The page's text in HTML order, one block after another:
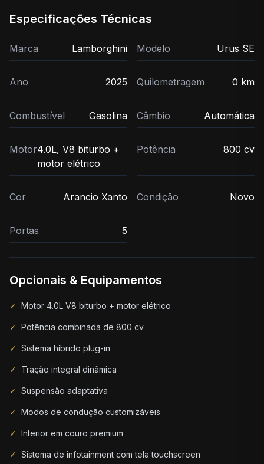
Especificações Técnicas
Marca Lamborghini Modelo Urus SE
Ano 2025 Quilometragem 0 km
Combustível Gasolina Câmbio Automática
Motor4.0L, V8 biturbo +
motor elétrico
Potência 800 cv
Cor Arancio Xanto Condição Novo
Portas 5
Opcionais & Equipamentos
✓ Motor 4.0L V8 biturbo + motor elétrico
✓ Potência combinada de 800 cv
✓ Sistema híbrido plug-in
✓ Tração integral dinâmica
✓ Suspensão adaptativa
✓ Modos de condução customizáveis
✓ Interior em couro premium
✓ Sistema de infotainment com tela touchscreen